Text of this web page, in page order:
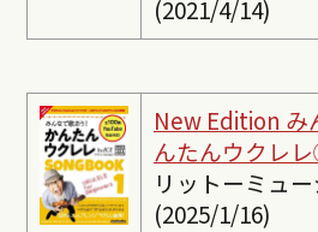
(2021/4/14)
New Edition み
んたんウクレ
リットーミュ
(2025/1/16)